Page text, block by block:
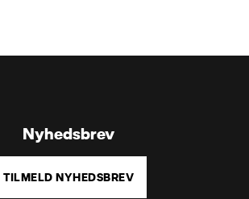
Nyhedsbrev
TILMELD NYHEDSBREV